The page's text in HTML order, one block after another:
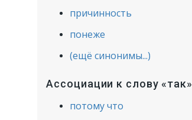
причинность
понеже
(ещё синонимы...)
Ассоциации к слову «так»
потому что